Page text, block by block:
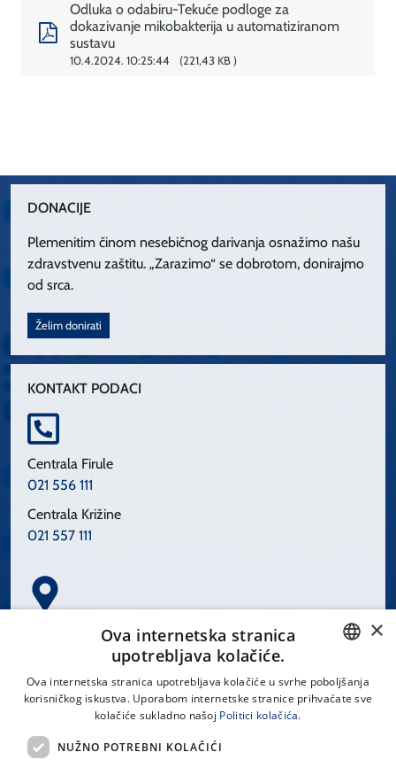
Odluka o odabiru-Tekuće podloge za
dokazivanje mikobakterija u automatiziranom
sustavu
10.4.2024. 10:25:44 221,43 KB
DONACIJE
Plemenitim činom nesebičnog darivanja osnažimo našu
zdravstvenu zaštitu. „Zarazimo“ se dobrotom, donirajmo
od srca.
Želim donirati
KONTAKT PODACI
Centrala Firule
021 556 111
Centrala Križine
021 557 111
Spinčićeva 1, 21000 Split
CROATIAN
×
Ova internetska stranica
upotrebljava kolačiće.
Ova internetska stranica upotrebljava kolačiće u svrhe poboljšanja
korisničkog iskustva. Uporabom internetske stranice prihvaćate sve
kolačiće sukladno našoj Politici kolačića.
NUŽNO POTREBNI KOLAČIĆI